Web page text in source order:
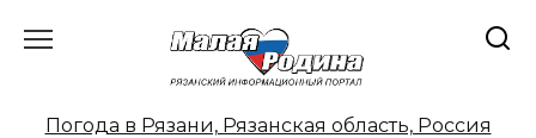
Погода в Рязани, Рязанская область, Россия